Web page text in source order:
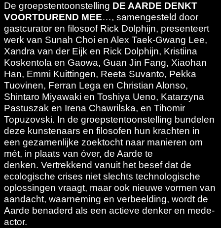
De groepstentoonstelling DE AARDE DENKT
VOORTDUREND MEE…, samengesteld door
gastcurator en filosoof Rick Dolphijn, presenteert
werk van Sunah Choi en Alex Taek-Gwang Lee,
Xandra van der Eijk en Rick Dolphijn, Kristiina
Koskentola en Gaowa, Guan Jin Fang, Xiaohan
Han, Emmi Kuittingen, Reeta Suvanto, Pekka
Tuovinen, Ferran Lega en Christian Alonso,
Shintaro Miyawaki en Toshiya Ueno, Katarzyna
Pastuszak en Irena Chawrilska, en Tihomir
Topuzovski. In de groepstentoonstelling bundelen
deze kunstenaars en filosofen hun krachten in
een gezamenlijke zoektocht naar manieren om
mét, in plaats van óver, de Aarde te
denken. Vertrekkend vanuit het besef dat de
ecologische crises niet slechts technologische
oplossingen vraagt, maar ook nieuwe vormen van
aandacht, waarneming en verbeelding, wordt de
Aarde benaderd als een actieve denker en mede-
actor.